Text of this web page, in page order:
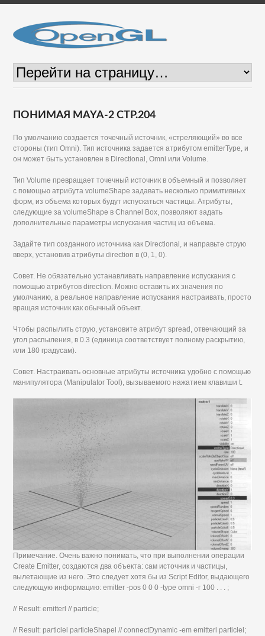
ПОНИМАЯ MAYA-2 СТР.204
По умолчанию создается точечный источник, «стреляющий» во все
стороны (тип Omni). Тип источника задается атрибутом emitterType, и
он может быть установлен в Directional, Omni или Volume.
Тип Volume превращает точечный источник в объемный и позволяет
с помощью атрибута volumeShape задавать несколько примитивных
форм, из объема которых будут испускаться частицы. Атрибуты,
следующие за volumeShape в Channel Box, позволяют задать
дополнительные параметры испускания частиц из объема.
Задайте тип созданного источника как Directional, и направьте струю
вверх, установив атрибуты direction в (0, 1, 0).
Совет. Не обязательно устанавливать направление испускания с
помощью атрибутов direction. Можно оставить их значения по
умолчанию, а реальное направление испускания настраивать, просто
вращая источник как обычный объект.
Чтобы распылить струю, установите атрибут spread, отвечающий за
угол распыления, в 0.3 (единица соответствует полному раскрытию,
или 180 градусам).
Совет. Настраивать основные атрибуты источника удобно с помощью
манипулятора (Manipulator Tool), вызываемого нажатием клавиши t.
Примечание. Очень важно понимать, что при выполнении операции
Create Emitter, создаются два объекта: сам источник и частицы,
вылетающие из него. Это следует хотя бы из Script Editor, выдающего
следующую информацию: emitter -pos 0 0 0 -type omni -г 100 . . . ;
// Result: emitterl // particle;
// Result: particlel particleShapel // connectDynamic -em emitterl particlel;